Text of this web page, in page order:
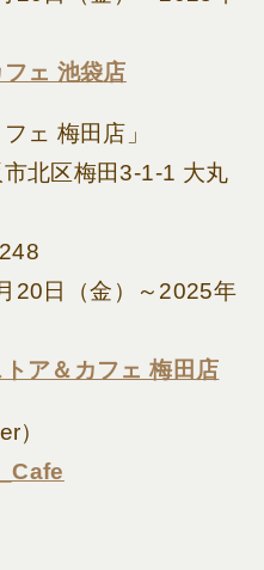
ェ 池袋店
ェ 梅田店」
区梅田3-1-1 大丸
20日（金）～2025年
ア＆カフェ 梅田店
）